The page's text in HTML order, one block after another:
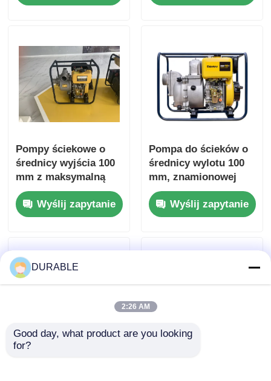
całkowitą 16 m
zaprojektowana w
operacjach obsługi
płynów
Pompy ściekowe o
średnicy wyjścia 100
mm z maksymalną
głowicą ssania 8 M i
konstrukcją silnika ze
stali wyższej jakości
Wyślij zapytanie
Pompa do ścieków o
średnicy wylotu 100
mm, znamionowej
wysokości
podnoszenia 16 m,
mocy znamionowej
Wyślij zapytanie
DURABLE
2:26 AM
Good day, what product are you looking
for?